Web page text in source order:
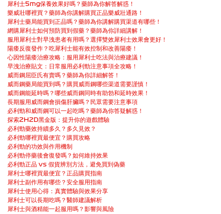
犀利士5mg保養效果好嗎？藥師為你解答解惑！
樂威壯哪裡買？藥師為你講解購買正品樂威壯通路！
犀利士藥局能買到正品嗎？藥師為你講解購買渠道有哪些！
網購犀利士如何預防買到假藥？藥師為你詳細講解！
服用犀利士對早洩患者有用嗎？選擇雙效犀利士效果會更好！
陽痿反復發作？吃犀利士能有效控制和改善陽痿！
心因性陽痿治療攻略：服用犀利士吃法與治療建議！
早洩治療貼文：日常服用必利勁注意事項全攻略！
威而鋼屈臣氏有賣嗎？藥師為你詳細解答！
威而鋼藥局能買到嗎？購買威而鋼哪些渠道需要謹慎！
威而鋼能延時嗎？哪些威而鋼同時有助勃和延時效果！
長期服用威而鋼會損傷肝臟嗎？民眾需要注意事項
必利勁和威而鋼可以一起吃嗎？藥師為你答疑解惑！
探索2H2D黑金版：提升你的遊戲體驗
必利勁藥效持續多久？多久見效？
必利勁哪裡買最便宜？購買攻略
必利勁的功效與作用機制
必利勁停藥後會復發嗎？如何維持效果
必利勁正品 vs 假貨辨別方法，避免買到偽藥
犀利士哪裡買最便宜？正品購買指南
犀利士副作用有哪些？安全服用指南
犀利士使用心得：真實體驗與效果分享
犀利士可以長期吃嗎？醫師建議解析
犀利士與酒精能一起服用嗎？影響與風險